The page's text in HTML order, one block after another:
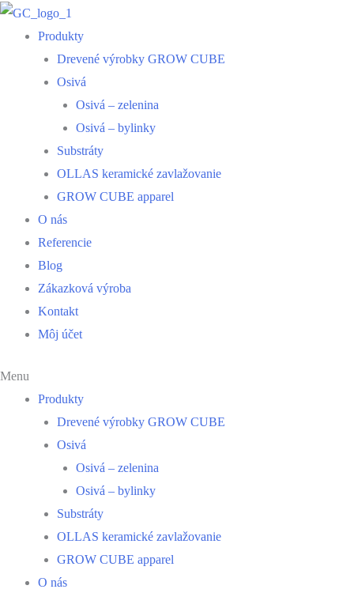
Produkty
Drevené výrobky GROW CUBE
Osivá
Osivá – zelenina
Osivá – bylinky
Substráty
OLLAS keramické zavlažovanie
GROW CUBE apparel
O nás
Referencie
Blog
Zákazková výroba
Kontakt
Môj účet
Menu
Produkty
Drevené výrobky GROW CUBE
Osivá
Osivá – zelenina
Osivá – bylinky
Substráty
OLLAS keramické zavlažovanie
GROW CUBE apparel
O nás